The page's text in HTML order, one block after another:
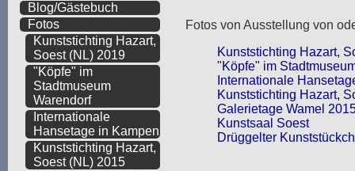
Fotos von Ausstellung von
Kunststichting Hazart,
"Köpfe" im
Internationale
Kunststichting Hazart,
Galerietage Wamel
Kunstsaal Soest
Drüggelter
Blog/Gästebuch
Fotos
Kunststichting Hazart,
Soest (NL) 2019
"Köpfe" im
Stadtmuseum
Warendorf
Internationale
Hansetage in Kampen
Kunststichting Hazart,
Soest (NL) 2015